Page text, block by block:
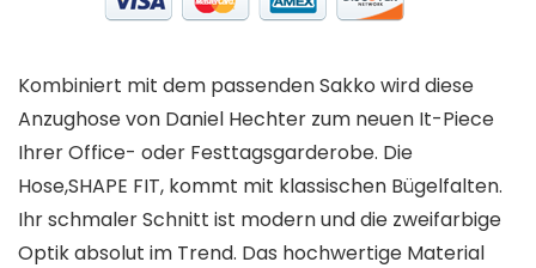
Kombiniert mit dem passenden Sakko wird diese
Anzughose von Daniel Hechter zum neuen It-Piece
Ihrer Office- oder Festtagsgarderobe. Die
Hose,SHAPE FIT, kommt mit klassischen Bügelfalten.
Ihr schmaler Schnitt ist modern und die zweifarbige
Optik absolut im Trend. Das hochwertige Material